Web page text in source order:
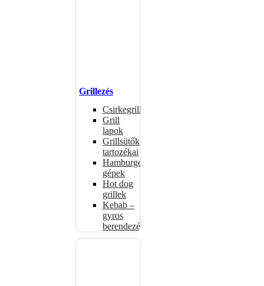
Grillezés
Csirkegrillek
Grill
lapok
Grillsütők
tartozékai
Hamburgerformázó
gépek
Hot dog
grillek
Kebab –
gyros
berendezés